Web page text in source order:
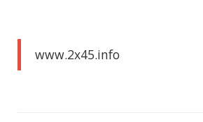
www.2x45.info